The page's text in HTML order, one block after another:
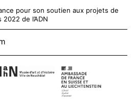
pour son soutien aux projets de
de l’ADN